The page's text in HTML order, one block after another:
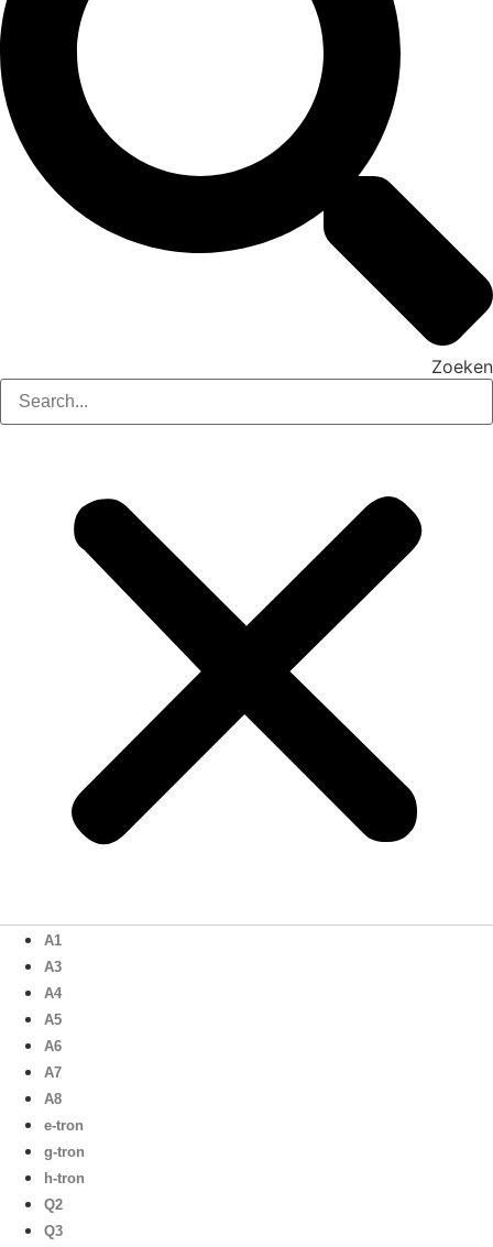
Zoeken
A1
A3
A4
A5
A6
A7
A8
e-tron
g-tron
h-tron
Q2
Q3